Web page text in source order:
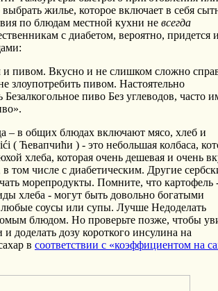
жилье, которое включает в себя
по блюдам местной кухни не всегда
с диабетом, вероятно, придется
и пивом. Вкусно и не слишком сложно
злоупотребить пивом. Настоятельно
пиво Без углеводов, часто
в общих блюдах включают мясо, хлеб и
( Ћевапчићи ) - это небольшая колбаса,
хлеба, которая очень дешевая и очень
том числе с диабетическим. Другие
морепродукты. Помните, что картофель
хлеба - могут быть довольно богатыми
любые соусы или супы. Лучше Недоделать
блюдом. Но проверьте позже, чтобы
и доделать дозу короткого инсулина на
в соответствии с «коэффициентом на